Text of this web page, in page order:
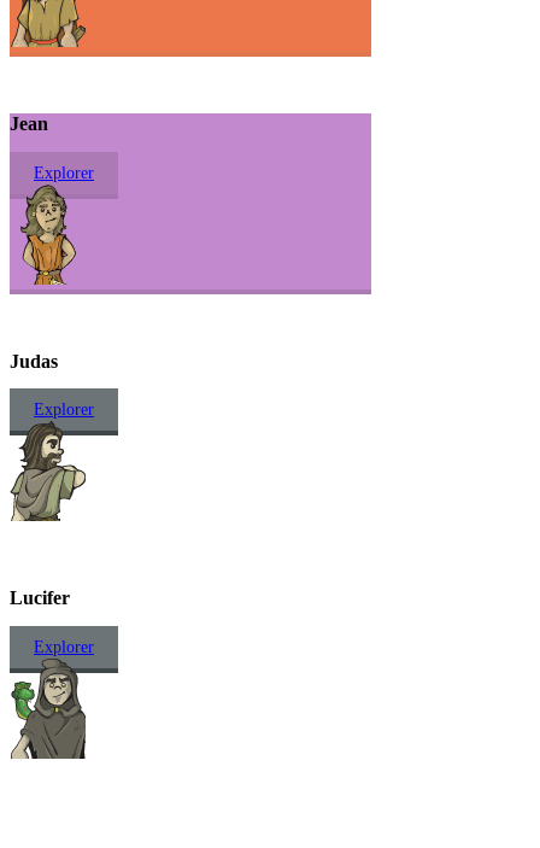
Jean
Explorer
Judas
Explorer
Lucifer
Explorer